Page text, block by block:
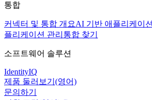
통합
커넥터 및 통합 개요AI 기반 애플리케이
플리케이션 관리 통합 찾기
소프트웨어 솔루션
IdentityIQ
제품 둘러보기(영어)
문의하기